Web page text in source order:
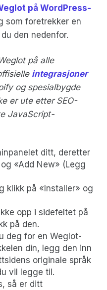
på WordPress-
som foretrekker en
den nedenfor.
på alle
integrasjoner
og spesialbygde
er ute etter SEO-
JavaScript-
ditt, deretter
«Add New» (Legg
klikk på «Installer» og
opp i sidefeltet på
på den.
deg for en Weglot-
din, legg den inn
originale språk
vil legge til.
så er ditt